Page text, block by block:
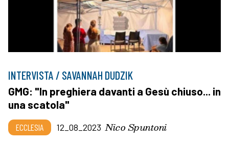
INTERVISTA / SAVANNAH DUDZIK
GMG: "In preghiera davanti a Gesù chiuso... in
una scatola"
ECCLESIA 12_08_2023 Nico Spuntoni